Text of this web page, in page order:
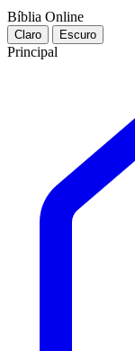
Bíblia Online
Claro Escuro
Principal